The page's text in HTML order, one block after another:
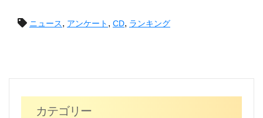
投
ビ
ニュース, アンケート , CD, ランキング
カテゴリー